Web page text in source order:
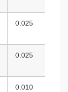
0.025
0.025
0.010